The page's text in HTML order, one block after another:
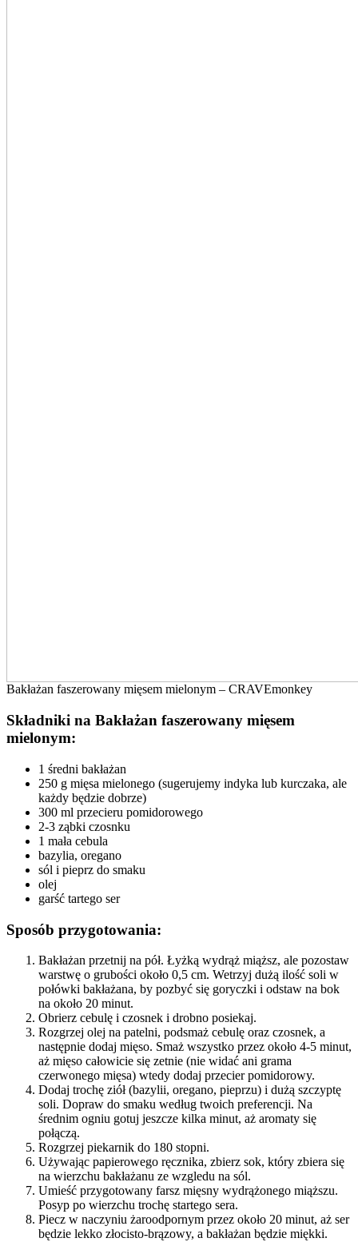
Bakłażan faszerowany mięsem mielonym – CRAVEmonkey
Składniki na Bakłażan faszerowany mięsem
mielonym:
1 średni bakłażan
250 g mięsa mielonego (sugerujemy indyka lub kurczaka, ale
każdy będzie dobrze)
300 ml przecieru pomidorowego
2-3 ząbki czosnku
1 mała cebula
bazylia, oregano
sól i pieprz do smaku
olej
garść tartego ser
Sposób przygotowania:
Bakłażan przetnij na pół. Łyżką wydrąż miąższ, ale pozostaw
warstwę o grubości około 0,5 cm. Wetrzyj dużą ilość soli w
połówki bakłażana, by pozbyć się goryczki i odstaw na bok
na około 20 minut.
Obrierz cebulę i czosnek i drobno posiekaj.
Rozgrzej olej na patelni, podsmaż cebulę oraz czosnek, a
następnie dodaj mięso. Smaż wszystko przez około 4-5 minut,
aż mięso całowicie się zetnie (nie widać ani grama
czerwonego mięsa) wtedy dodaj przecier pomidorowy.
Dodaj trochę ziół (bazylii, oregano, pieprzu) i dużą szczyptę
soli. Dopraw do smaku według twoich preferencji. Na
średnim ogniu gotuj jeszcze kilka minut, aż aromaty się
połączą.
Rozgrzej piekarnik do 180 stopni.
Używając papierowego ręcznika, zbierz sok, który zbiera się
na wierzchu bakłażanu ze wzgledu na sól.
Umieść przygotowany farsz mięsny wydrążonego miąższu.
Posyp po wierzchu trochę startego sera.
Piecz w naczyniu żaroodpornym przez około 20 minut, aż ser
będzie lekko złocisto-brązowy, a bakłażan będzie miękki.